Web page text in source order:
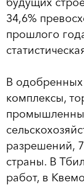
34,6%
прошлого
В
комплексы,
разрешений,
страны. В
работ, в